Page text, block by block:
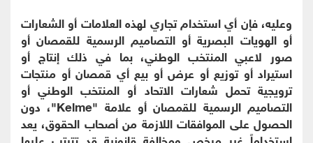
وعليه، فإن أي استخدام تجاري لهذه العلامات أو الشعارات
أو الهويات البصرية أو التصاميم الرسمية للقمصان أو
صور لاعبي المنتخب الوطني، بما في ذلك إنتاج أو
استيراد أو توزيع أو عرض أو بيع أي قمصان أو منتجات
ترويجية تحمل شعارات الاتحاد أو المنتخب الوطني أو
التصاميم الرسمية للقمصان أو علامة "Kelme"، دون
الحصول على الموافقات اللازمة من أصحاب الحقوق، يعد